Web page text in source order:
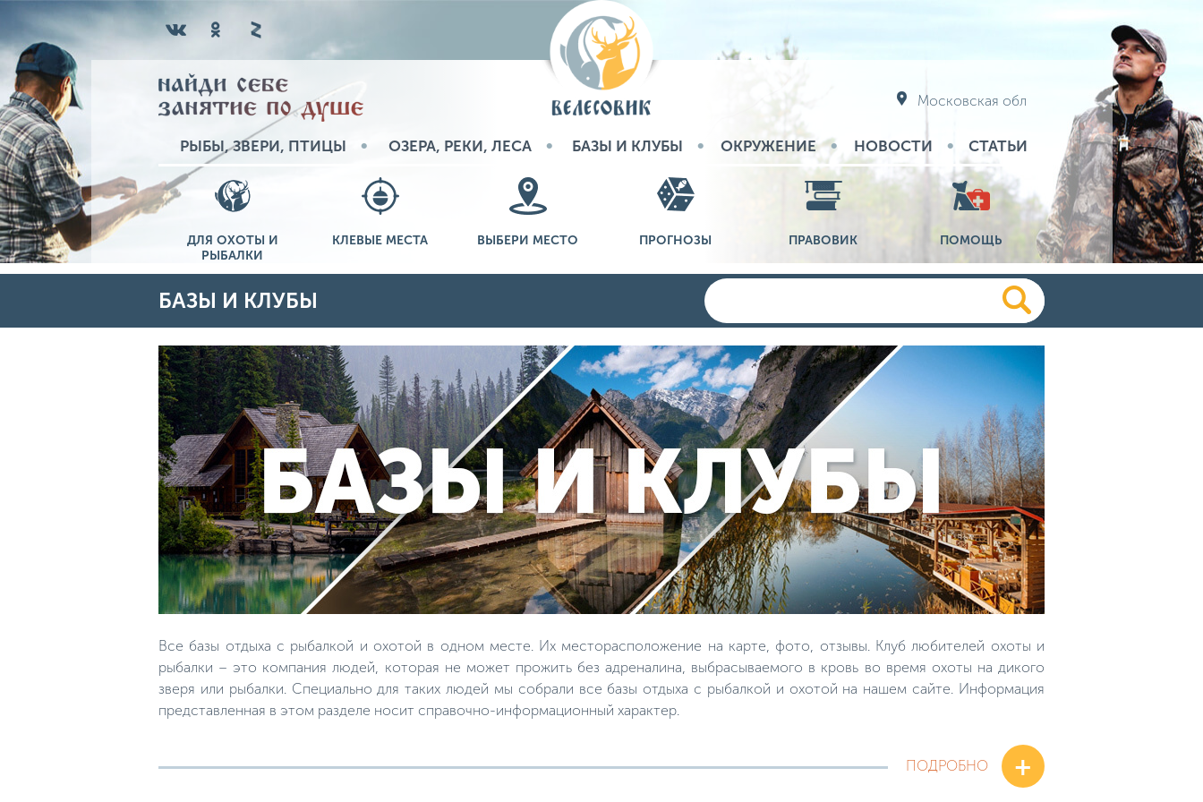
Московская обл
РЫБЫ, ЗВЕРИ, ПТИЦЫ ОЗЕРА, РЕКИ, ЛЕСА БАЗЫ И КЛУБЫ ОКРУЖЕНИЕ НОВОСТИ СТАТЬИ
ДЛЯ ОХОТЫ И
РЫБАЛКИ
КЛЕВЫЕ МЕСТА ВЫБЕРИ МЕСТО ПРОГНОЗЫ ПРАВОВИК ПОМОЩЬ
БАЗЫ И КЛУБЫ
Все базы отдыха с рыбалкой и охотой в одном месте. Их месторасположение на карте, фото, отзывы. Клуб любителей охоты и
рыбалки – это компания людей, которая не может прожить без адреналина, выбрасываемого в кровь во время охоты на дикого
зверя или рыбалки. Специально для таких людей мы собрали все базы отдыха с рыбалкой и охотой на нашем сайте. Информация
представленная в этом разделе носит справочно-информационный характер.
ПОДРОБНО +